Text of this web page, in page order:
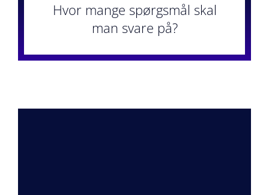
Hvor mange spørgsmål skal
man svare på?